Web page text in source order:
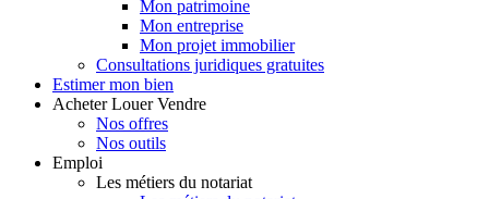
Mon patrimoine
Mon entreprise
Mon projet immobilier
Consultations juridiques gratuites
Estimer mon bien
Acheter Louer Vendre
Nos offres
Nos outils
Emploi
Les métiers du notariat